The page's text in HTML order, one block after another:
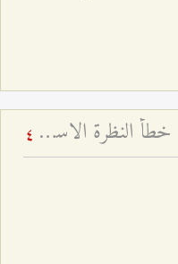
العرفاء بين التوحيد والولاية - خطأ النظرة الاستقلاليّة إلى الإمام ومجالسه 4